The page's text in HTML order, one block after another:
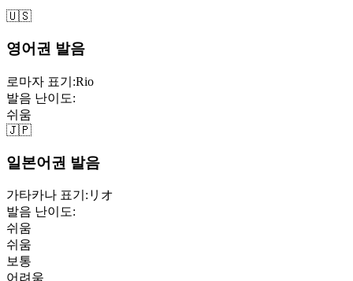
🇺🇸
영어권 발음
로마자 표기:Rio
발음 난이도:
쉬움
🇯🇵
일본어권 발음
가타카나 표기: リオ
발음 난이도:
쉬움
쉬움
보통
어려움